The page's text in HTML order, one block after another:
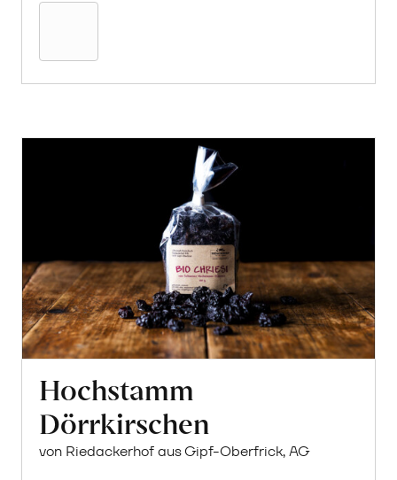
Hochstamm
Dörrkirschen
von Riedackerhof aus Gipf-Oberfrick, AG